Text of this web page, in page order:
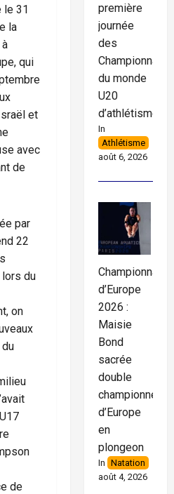
le 31
la
qui
et
avec
de
par
22
du
on
de
première
journée
des
Championnats
du monde
U20
d’athlétisme
In
Athlétisme
août 6, 2026
Championnats
d’Europe
2026 :
Maisie
Bond
sacrée
double
championne
d’Europe
en
plongeon
In Natation
août 4, 2026